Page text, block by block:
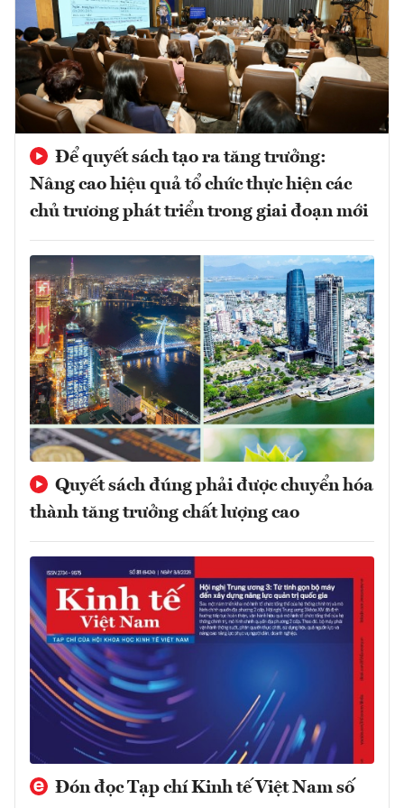
Để quyết sách tạo ra tăng trưởng:
Nâng cao hiệu quả tổ chức thực hiện các
chủ trương phát triển trong giai đoạn mới
Quyết sách đúng phải được chuyển hóa
thành tăng trưởng chất lượng cao
Đón đọc Tạp chí Kinh tế Việt Nam số